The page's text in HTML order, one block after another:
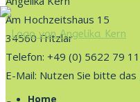
nach:
Bauchgefühl
Fritzlar
Zum
Inhalt Home
Am Hochzeitshaus 15
34560 Fritzlar
Telefon: +49 (0) 5622 79
E-Mail: Nutzen Sie bitte das